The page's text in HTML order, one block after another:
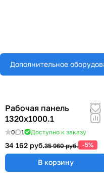
Дополнительное
Рабочая панель
1320х1000.1
0 1 Доступно к заказу
34 162 руб.35 960 руб. -5%
В корзину